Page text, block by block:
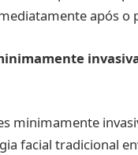
após o
minimamente
facial tradicional